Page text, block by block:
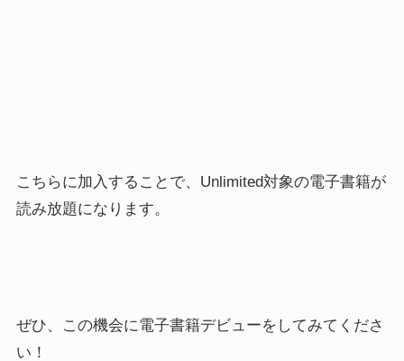
こちらに加入することで、Unlimited対象の電子書籍が
読み放題になります。
ぜひ、この機会に電子書籍デビューをしてみてくださ
い！